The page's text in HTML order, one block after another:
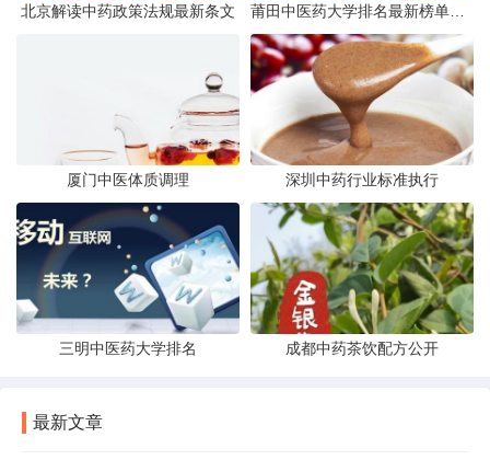
北京解读中药政策法规最新条文
厦门中医体质调理 深圳中药行业标准执行
三明中医药大学排名 成都中药茶饮配方公开
最新文章